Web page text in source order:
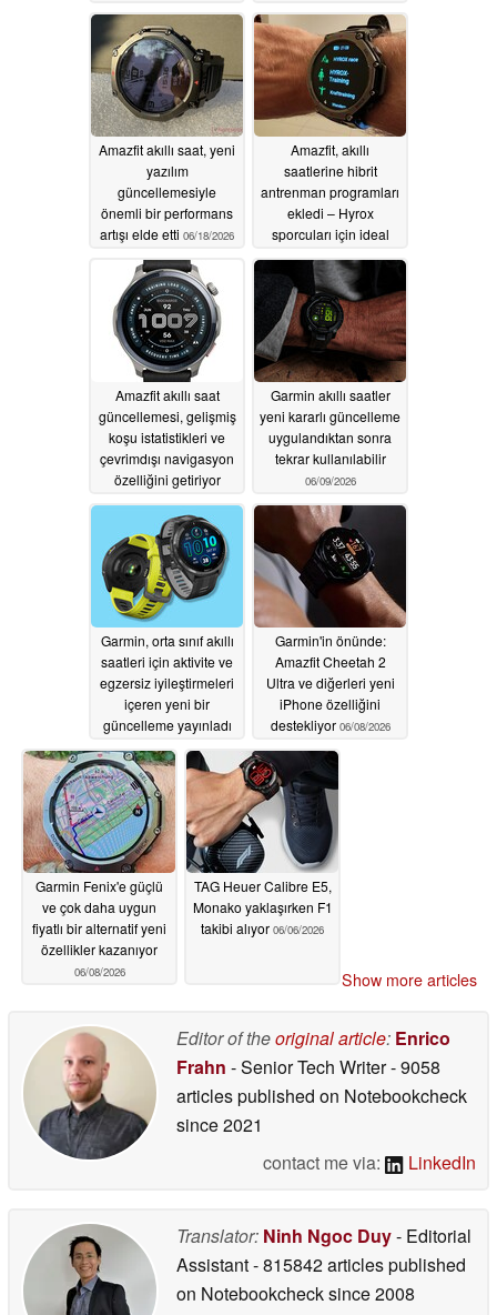
izleme özelliğine
kavuşuyor06/18/2026
Amazfit akıllı saat, yeni
yazılım
güncellemesiyle
önemli bir performans
artışı elde etti 06/18/2026
Amazfit, akıllı
saatlerine hibrit
antrenman programları
ekledi – Hyrox
sporcuları için ideal
06/16/2026
Amazfit akıllı saat
güncellemesi, gelişmiş
koşu istatistikleri ve
çevrimdışı navigasyon
özelliğini getiriyor
06/16/2026
Garmin akıllı saatler
yeni kararlı güncelleme
uygulandıktan sonra
tekrar kullanılabilir
06/09/2026
Garmin, orta sınıf akıllı
saatleri için aktivite ve
egzersiz iyileştirmeleri
içeren yeni bir
güncelleme yayınladı
06/09/2026
Garmin'in önünde:
Amazfit Cheetah 2
Ultra ve diğerleri yeni
iPhone özelliğini
destekliyor 06/08/2026
Garmin Fenix'e güçlü
ve çok daha uygun
fiyatlı bir alternatif yeni
özellikler kazanıyor
06/08/2026
TAG Heuer Calibre E5,
Monako yaklaşırken F1
takibi alıyor 06/06/2026
Show more articles
Editor of theoriginal article: Enrico
Frahn - Senior Tech Writer- 9058
articles published on Notebookcheck
since 2021
contact me via:
LinkedIn
Translator: Ninh Ngoc Duy- Editorial
Assistant- 815842 articles published
on Notebookchecksince 2008